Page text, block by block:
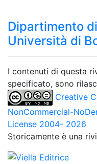
Dipartimento
Università di
I contenuti di questa
specificato, sono
Creative
NonCommercial-
License 2004- 2026
Storicamente è una